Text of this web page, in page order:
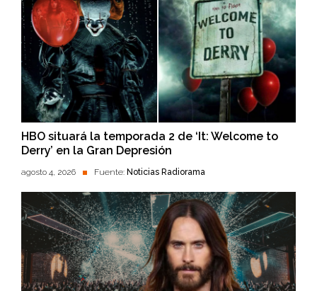
HBO situará la temporada 2 de ‘It: Welcome to
Derry’ en la Gran Depresión
agosto 4, 2026 Fuente: Noticias Radiorama